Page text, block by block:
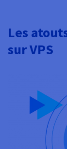
Les
sur VPS